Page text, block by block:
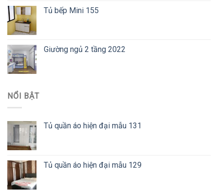
Tủ bếp Mini 155
Giường ngủ 2 tầng 2022
NỔI BẬT
Tủ quần áo hiện đại mẫu 131
Tủ quần áo hiện đại mẫu 129